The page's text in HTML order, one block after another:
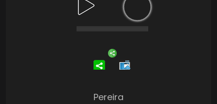
Pereira